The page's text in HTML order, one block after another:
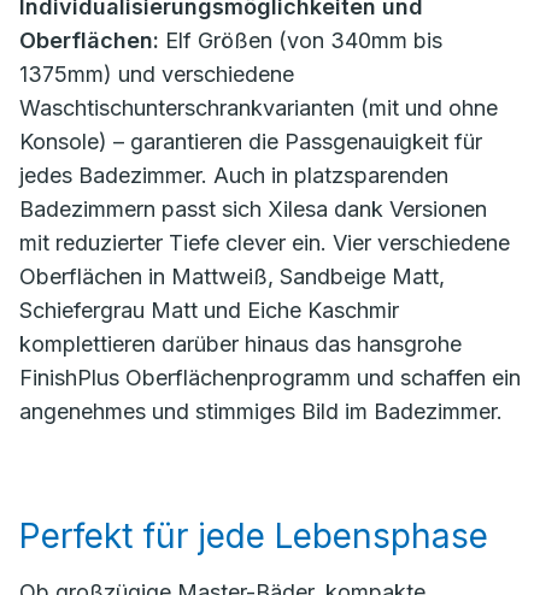
Individualisierungsmöglichkeiten und
Oberflächen: Elf Größen (von 340mm bis
1375mm) und verschiedene
Waschtischunterschrankvarianten (mit und ohne
Konsole) – garantieren die Passgenauigkeit für
jedes Badezimmer. Auch in platzsparenden
Badezimmern passt sich Xilesa dank Versionen
mit reduzierter Tiefe clever ein. Vier verschiedene
Oberflächen in Mattweiß, Sandbeige Matt,
Schiefergrau Matt und Eiche Kaschmir
komplettieren darüber hinaus das hansgrohe
FinishPlus Oberflächenprogramm und schaffen ein
angenehmes und stimmiges Bild im Badezimmer.
Perfekt für jede Lebensphase